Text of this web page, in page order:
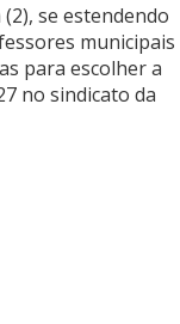
se estendendo
municipais
para escolher a
no sindicato da